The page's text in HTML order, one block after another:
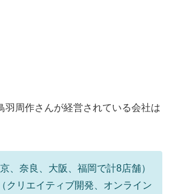
羽周作さんが経営されている会社は
、奈良、大阪、福岡で計8店舗）
クリエイティブ開発、オンライン